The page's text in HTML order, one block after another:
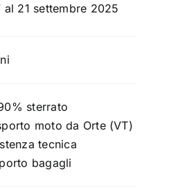
al 21 settembre 2025
sterrato
moto da Orte (VT)
tecnica
bagagli